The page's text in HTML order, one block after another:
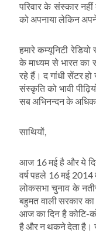
परिवार के संस्कार
को अपनाया लेकिन अपने
हमारे कम्यूनिटी
के माध्यम से भारत
रहे हैं। द गांधी सेंटर
संस्कृति को भावी
सब अभिनन्दन के
साथियों,
आज 16 मई है और ये
वर्ष पहले 16 मई
लोकसभा चुनाव के
बहुमत वाली सरकार
आज का दिन है कोटि-
है और न थकने देता है। ये